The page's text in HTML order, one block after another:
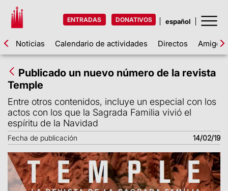
ENTRADAS DONATIVOS
Noticias Calendario de actividades Directos Amigos
Publicado un nuevo número de la revista
Temple
Entre otros contenidos, incluye un especial con los
actos con los que la Sagrada Familia vivió el
espíritu de la Navidad
Fecha de publicación 14/02/19